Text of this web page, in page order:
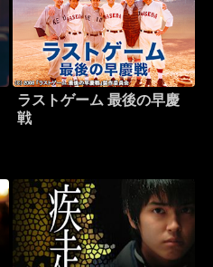
ラストゲーム 最後の早慶
戦